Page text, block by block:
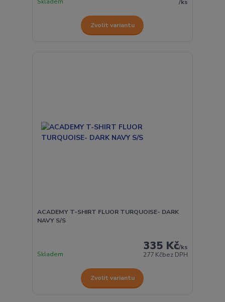
/ks
Zvolit variantu
ACADEMY T-SHIRT FLUOR TURQUOISE- DARK
NAVY S/S
335 Kč/ks
277 Kčbez DPH
Skladem
Zvolit variantu